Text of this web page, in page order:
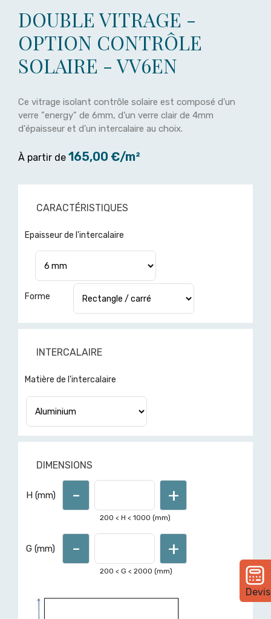
Devis
DOUBLE VITRAGE -
OPTION CONTRÔLE
SOLAIRE - VV6EN
Ce vitrage isolant contrôle solaire est composé d'un
verre "energy" de 6mm, d'un verre clair de 4mm
d'épaisseur et d'un intercalaire au choix.
À partir de 165,00 €/m²
CARACTÉRISTIQUES
Epaisseur de l'intercalaire
Pour d'autres formes ou
demandez un devis ici
Forme
INTERCALAIRE
Matière de l'intercalaire
DIMENSIONS
H (mm) - +
200 < H <1000 (mm)
G (mm) - +
200 < G <2000 (mm)